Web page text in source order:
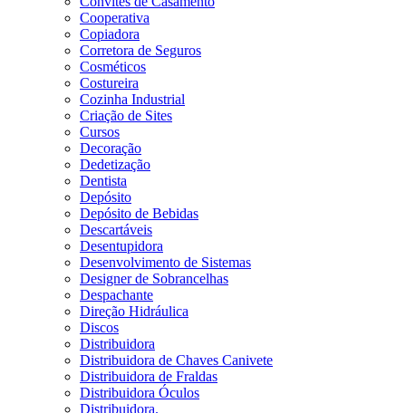
Cooperativa
Copiadora
Corretora de Seguros
Cosméticos
Costureira
Cozinha Industrial
Criação de Sites
Cursos
Decoração
Dedetização
Dentista
Depósito
Depósito de Bebidas
Descartáveis
Desentupidora
Desenvolvimento de Sistemas
Designer de Sobrancelhas
Despachante
Direção Hidráulica
Discos
Distribuidora
Distribuidora de Chaves Canivete
Distribuidora de Fraldas
Distribuidora Óculos
Distribuidora.